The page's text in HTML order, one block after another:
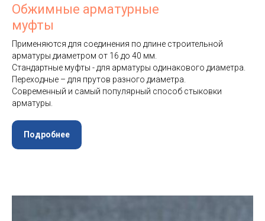
Обжимные арматурные
муфты
Применяются для соединения по длине строительной
арматуры диаметром от 16 до 40 мм.
Стандартные муфты - для арматуры одинакового диаметра.
Переходные – для прутов разного диаметра.
Современный и самый популярный способ стыковки
арматуры.
Подробнее